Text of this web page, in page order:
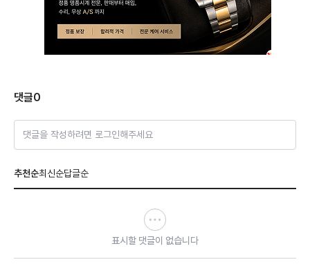
댓글0
댓글을 작성하려면 로그인해주세요
추천순최신순답글순
표시할 댓글이 없습니다